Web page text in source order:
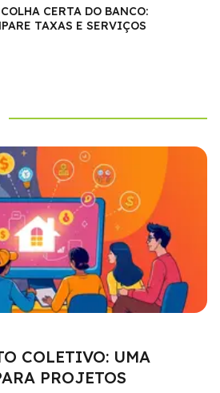
CERTA DO BANCO:
TAXAS E SERVIÇOS
COLETIVO: UMA
PROJETOS